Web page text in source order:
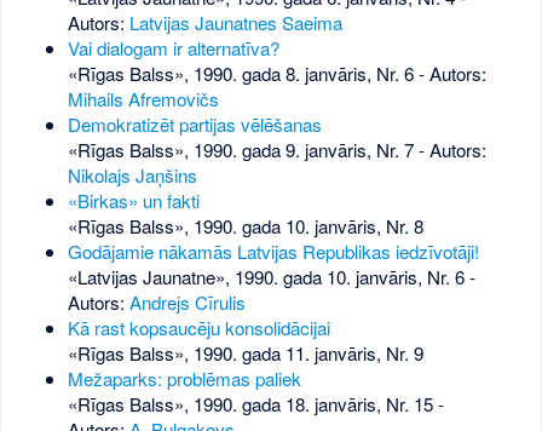
Autors: Latvijas Jaunatnes Saeima
Vai dialogam ir alternatīva?
«Rīgas Balss», 1990. gada 8. janvāris, Nr. 6- Autors:
Mihails Afremovičs
Demokratizēt partijas vēlēšanas
«Rīgas Balss», 1990. gada 9. janvāris, Nr. 7- Autors:
Nikolajs Jaņšins
«Birkas» un fakti
«Rīgas Balss», 1990. gada 10. janvāris, Nr. 8
Godājamie nākamās Latvijas Republikas iedzīvotāji!
«Latvijas Jaunatne», 1990. gada 10. janvāris, Nr. 6-
Autors: Andrejs Cīrulis
Kā rast kopsaucēju konsolidācijai
«Rīgas Balss», 1990. gada 11. janvāris, Nr. 9
Mežaparks: problēmas paliek
«Rīgas Balss», 1990. gada 18. janvāris, Nr. 15-